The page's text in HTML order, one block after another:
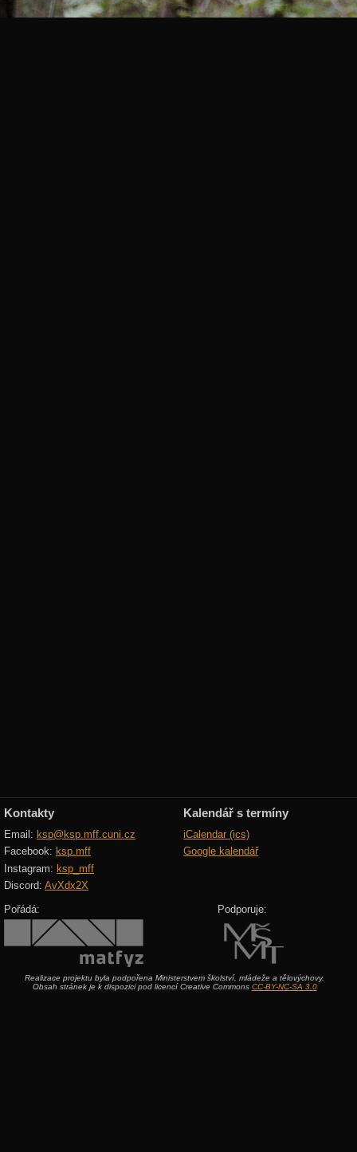
Kontakty
Email: ksp@ksp.mff.cuni.cz
Facebook: ksp.mff
Instagram: ksp_mff
Discord: AvXdx2X
Kalendář s termíny
iCalendar (ics)
Google kalendář
Pořádá: Podporuje:
Realizace projektu byla podpořena Ministerstvem školství, mládeže a tělovýchovy.
Obsah stránek je k dispozici pod licencí Creative Commons CC-BY-NC-SA 3.0